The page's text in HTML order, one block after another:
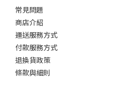
常見問題
商店介紹
運送服務方式
付款服務方式
退換貨政策
條款與細則